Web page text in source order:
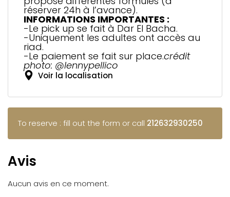
réserver 24h à l’avance).
INFORMATIONS IMPORTANTES :
-Le pick up se fait à Dar El Bacha.
-Uniquement les adultes ont accès au
riad.
-Le paiement se fait sur place.crédit
photo: @lennypellico
Voir la localisation
To reserve : fill out the form or call 212632930250
Avis
Aucun avis en ce moment.